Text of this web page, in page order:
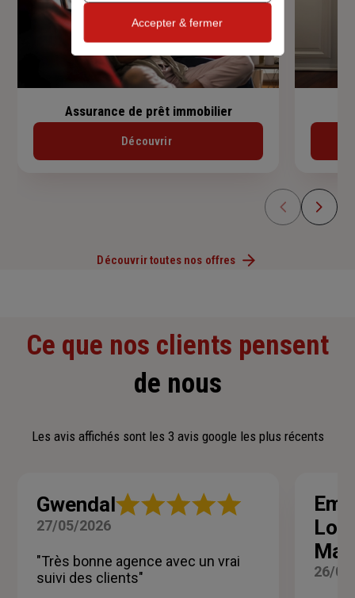
Assurance de prêt immobilier
Découvrir
Découvrir toutes nos offres
Ce que nos clients pensent
de nous
Les avis affichés sont les 3 avis google les plus récents
GwendalNote
5
étoiles
27/05/2026
"Très bonne agence avec un vrai
suivi des clients"
26/
Accepter & fermer